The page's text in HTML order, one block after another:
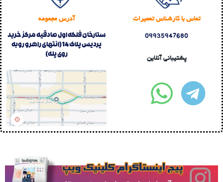
تماس با کارشناس تعمیرات
09935947680
پشتیبانی آنلاین
آدرس مجموعه
ستارخان فلکه اول صادقیه مرکز خرید
پردیس پلاک 14 (انتهای راهرو روبه
روی پله)